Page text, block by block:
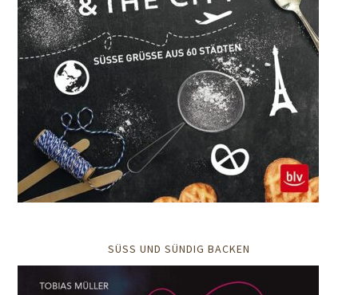
SÜSS UND SÜNDIG BACKEN